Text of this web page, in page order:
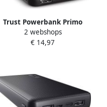
Trust Powerbank Primo
10.000 mAh eco zwart
2 webshops
€ 14,97